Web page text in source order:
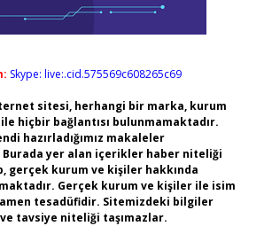
Skype: live:.cid.575569c608265c69
sitesi, herhangi bir marka, kurum
hiçbir bağlantısı bulunmamaktadır.
hazırladığımız makaleler
Burada yer alan içerikler haber niteliği
gerçek kurum ve kişiler hakkında
Gerçek kurum ve kişiler ile isim
tesadüfidir. Sitemizdeki bilgiler
tavsiye niteliği taşımazlar.